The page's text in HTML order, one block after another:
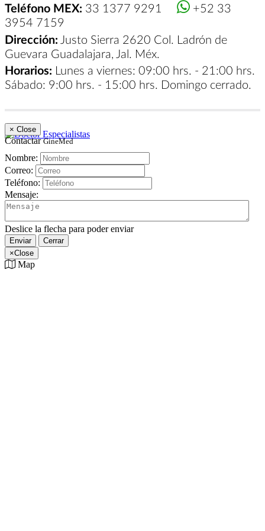
Teléfono MEX: 33 1377 9291
+52 33
3954 7159
Dirección: Justo Sierra 2620 Col. Ladrón de
Guevara Guadalajara, Jal. Méx.
Horarios: Lunes a viernes: 09:00 hrs. - 21:00 hrs.
Sábado: 9:00 hrs. - 15:00 hrs. Domingo cerrado.
× Close
ContactarGineMed
Nombre:
Correo:
Teléfono:
Mensaje:
Deslice la flecha para poder enviar
Enviar
Cerrar
×Close
Map